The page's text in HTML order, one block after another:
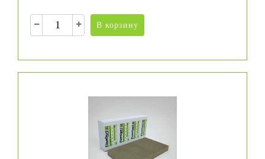
В корзину